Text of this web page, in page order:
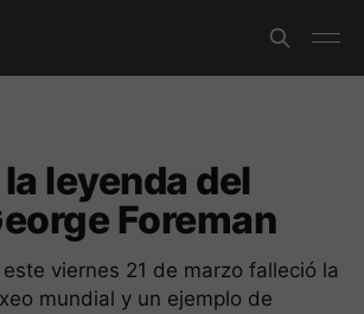
leyenda del
Foreman
viernes 21 de marzo falleció la
mundial y un ejemplo de